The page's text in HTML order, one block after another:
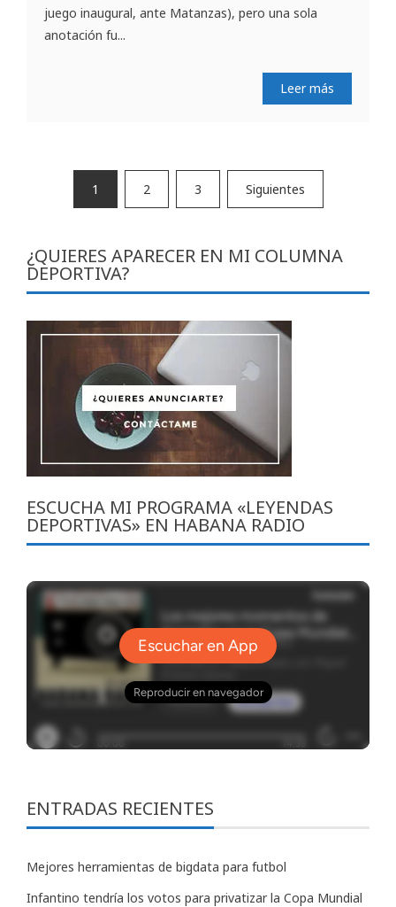
juego inaugural, ante Matanzas), pero una sola
anotación fu...
Leer más
Paginación
entradas
1 2 3 Siguientes
¿QUIERES APARECER EN MI COLUMNA
DEPORTIVA?
ESCUCHA MI PROGRAMA «LEYENDAS
DEPORTIVAS» EN HABANA RADIO
ENTRADAS RECIENTES
Mejores herramientas de bigdata para futbol
Infantino tendría los votos para privatizar la Copa Mundial